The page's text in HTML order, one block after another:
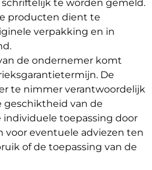
te worden gemeld.
producten dient te
verpakking en in
de ondernemer komt
De
te nimmer verantwoordelijk
geschiktheid van de
toepassing door
voor eventuele adviezen ten
of de toepassing van de